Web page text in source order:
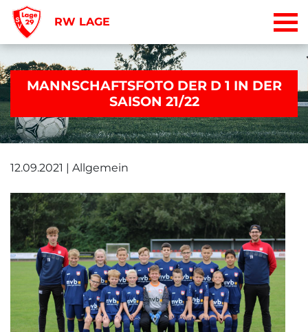
RW LAGE
MANNSCHAFTSFOTO DER D 1 IN DER
SAISON 21/22
12.09.2021 | Allgemein